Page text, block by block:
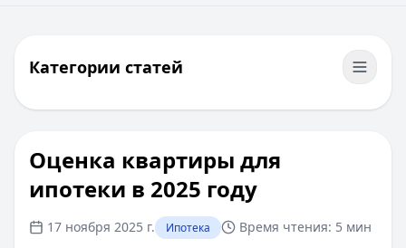
Категории статей
Оценка квартиры для
ипотеки в 2025 году
17 ноября 2025 г. Ипотека Время чтения: 5 мин